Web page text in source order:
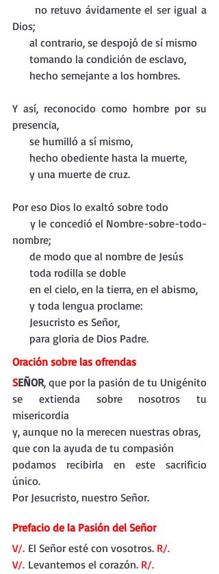
no retuvo ávidamente el ser igual a
Dios;
al contrario, se despojó de sí mismo
tomando la condición de esclavo,
hecho semejante a los hombres.
Y así, reconocido como hombre por su
presencia,
se humilló a sí mismo,
hecho obediente hasta la muerte,
y una muerte de cruz.
Por eso Dios lo exaltó sobre todo
y le concedió el Nombre-sobre-todo-
nombre;
de modo que al nombre de Jesús
toda rodilla se doble
en el cielo, en la tierra, en el abismo,
y toda lengua proclame:
Jesucristo es Señor,
para gloria de Dios Padre.
Oración sobre las ofrendas
SEÑOR, que por la pasión de tu Unigénito
se extienda sobre nosotros tu
misericordia
y, aunque no la merecen nuestras obras,
que con la ayuda de tu compasión
podamos recibirla en este sacrificio
único.
Por Jesucristo, nuestro Señor.
Prefacio de la Pasión del Señor
V/. El Señor esté con vosotros. R/.
V/. Levantemos el corazón. R/.